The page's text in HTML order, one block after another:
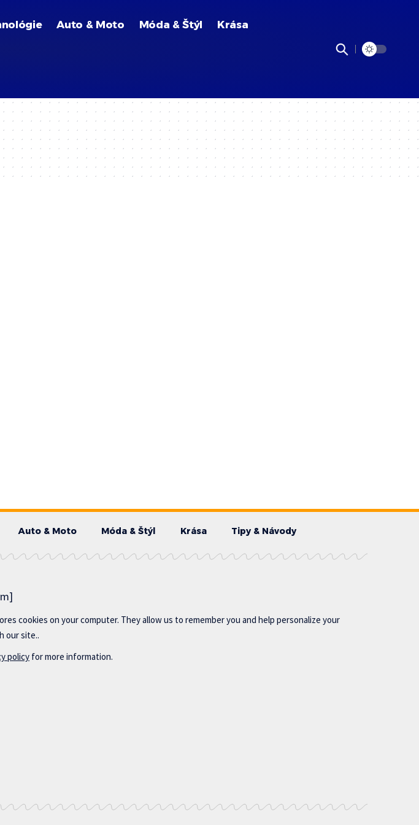
Auto & Moto Móda & Štýl Krása
Auto & Moto Móda & Štýl Krása Tipy & Návody
cookies on your computer. They allow us to remember you and help personalize your
our site..
policy for more information.